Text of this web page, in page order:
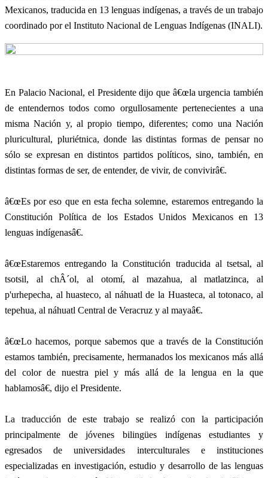
Mexicanos, traducida en 13 lenguas indígenas, a través de un trabajo
coordinado por el Instituto Nacional de Lenguas Indígenas (INALI).
En Palacio Nacional, el Presidente dijo que â€œla urgencia también
de entendernos todos como orgullosamente pertenecientes a una
misma Nación y, al propio tiempo, diferentes; como una Nación
pluricultural, pluriétnica, donde las distintas formas de pensar no
sólo se expresan en distintos partidos políticos, sino, también, en
distintas formas de ser, de entender, de vivir, de convivirâ€.
â€œEs por eso que en esta fecha solemne, estaremos entregando la
Constitución Política de los Estados Unidos Mexicanos en 13
lenguas indígenasâ€.
â€œEstaremos entregando la Constitución traducida al tsetsal, al
tsotsil, al chÂ´ol, al otomí, al mazahua, al matlatzinca, al
p'urhepecha, al huasteco, al náhuatl de la Huasteca, al totonaco, al
tepehua, al náhuatl Central de Veracruz y al mayaâ€.
â€œLo hacemos, porque sabemos que a través de la Constitución
estamos también, precisamente, hermanados los mexicanos más allá
del color de nuestra piel y más allá de la lengua en la que
hablamosâ€, dijo el Presidente.
La traducción de este trabajo se realizó con la participación
principalmente de jóvenes bilingües indígenas estudiantes y
egresados de universidades interculturales e instituciones
especializadas en investigación, estudio y desarrollo de las lenguas